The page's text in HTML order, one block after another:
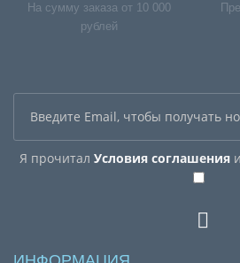
На сумму заказа от 10 000
рублей
Я прочитал Условия соглашенияи